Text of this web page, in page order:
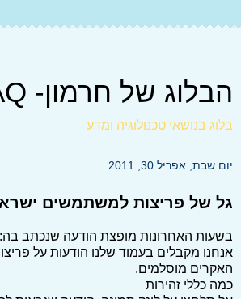
הבלוג של חרמון- Blog FAQ
בלוג בנושאי טכנולוגיה ומדע
יום שבת, אפריל 30, 2011
גל של פריצות למשתמשים
בשעות האחרונות מופצת הודעה שנכתב
אנחנו מקבלים בעמוד שלנו הודעות על
האקרים מוסלמים.
כמה כללי זהירות